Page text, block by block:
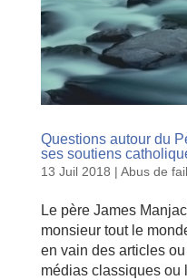
Questions autour du
ses soutiens
13 Juil 2018 | Abus de
Le père James
monsieur tout le
en vain des articles
médias classiques ou